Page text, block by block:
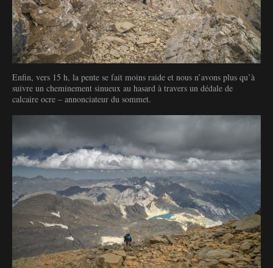
Enfin, vers 15 h, la pente se fait moins raide et nous n’avons plus qu’à
suivre un cheminement sinueux au hasard à travers un dédale de
calcaire ocre – annonciateur du sommet.